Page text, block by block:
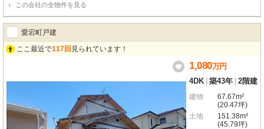
この会社の全物件を見る
愛宕町戸建
ここ最近で117回 見られています！
1,080万円
4DK 築43年 2階建
建物
67.67m²
(20.47坪)
土地
151.38m²
(45.79坪)